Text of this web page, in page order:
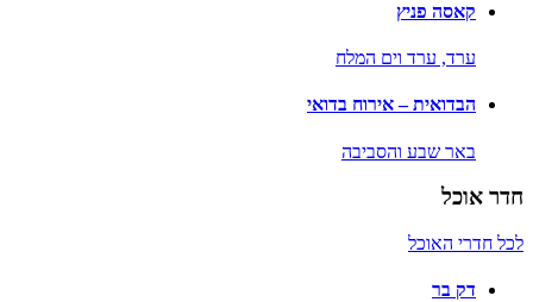
קאסה פניץ
ערד, ערד וים המלח
הבדואית – אירוח בדואי
באר שבע והסביבה
חדר אוכל
לכל חדרי האוכל
דק בר